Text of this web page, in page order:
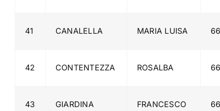
41 CANALELLA MARIA LUISA
42 CONTENTEZZA ROSALBA
43 GIARDINA FRANCESCO